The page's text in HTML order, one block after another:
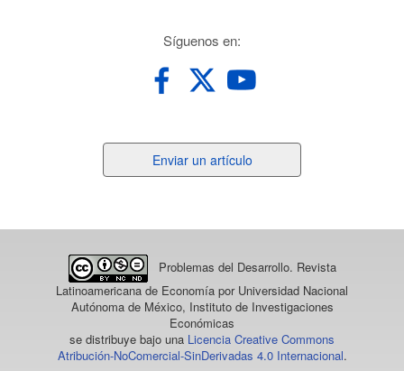
Síguenos en:
un
Enviar un artículo
Problemas del Desarrollo. Revista
Latinoamericana de Economía por Universidad Nacional
Autónoma de México, Instituto de Investigaciones
Económicas
se distribuye bajo una Licencia Creative Commons
Atribución-NoComercial-SinDerivadas 4.0 Internacional.